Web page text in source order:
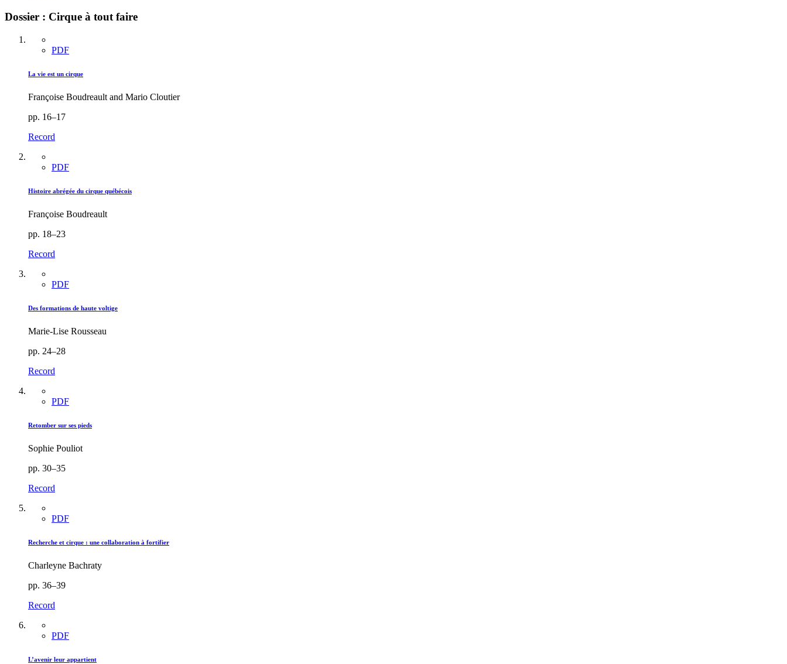
Dossier : Cirque à tout faire
PDF
La vie est un cirque
Françoise Boudreault and Mario Cloutier
pp. 16–17
Record
PDF
Histoire abrégée du cirque québécois
Françoise Boudreault
pp. 18–23
Record
PDF
Des formations de haute voltige
Marie-Lise Rousseau
pp. 24–28
Record
PDF
Retomber sur ses pieds
Sophie Pouliot
pp. 30–35
Record
PDF
Recherche et cirque : une collaboration à fortifier
Charleyne Bachraty
pp. 36–39
Record
PDF
L’avenir leur appartient